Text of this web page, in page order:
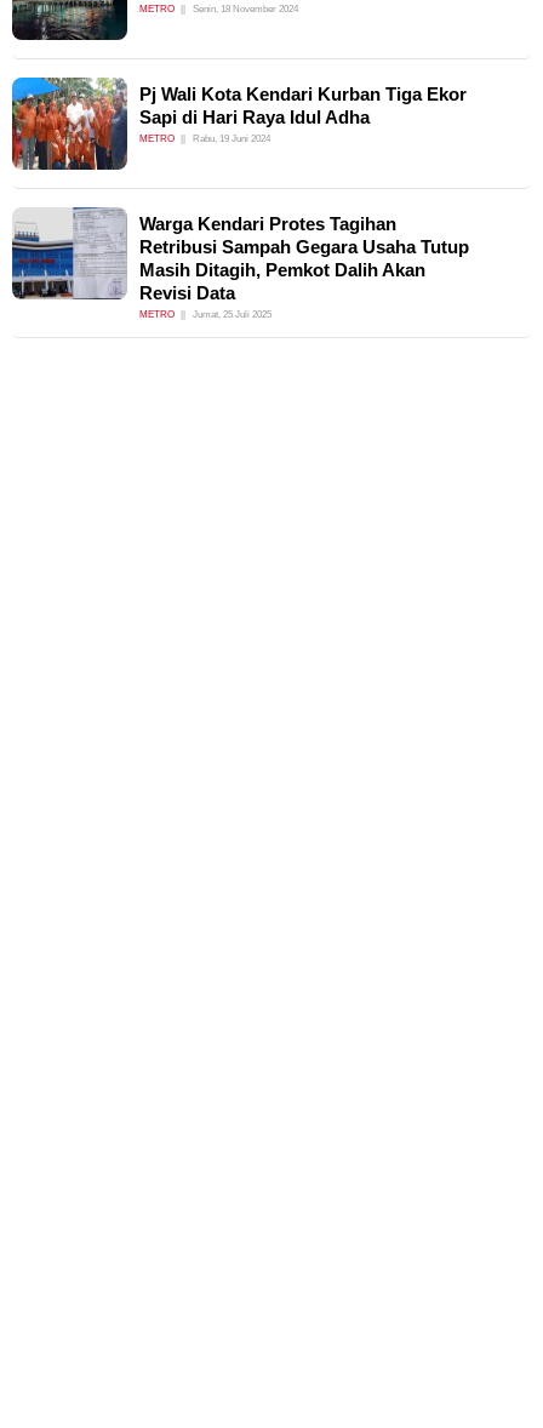
METRO Senin, 18 November 2024
Pj Wali Kota Kendari Kurban Tiga Ekor
Sapi di Hari Raya Idul Adha
METRO Rabu, 19 Juni 2024
Warga Kendari Protes Tagihan
Retribusi Sampah Gegara Usaha Tutup
Masih Ditagih, Pemkot Dalih Akan
Revisi Data
METRO Jumat, 25 Juli 2025